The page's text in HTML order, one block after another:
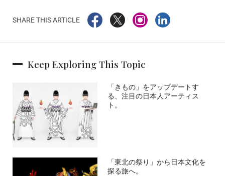
SHARE THIS ARTICLE
Keep Exploring This Topic
「きもの」をアップデートす
る、注目の日本人アーティス
ト。
「東北の祭り」から日本文化を
探る旅へ。